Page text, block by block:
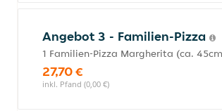
Angebot 3 - Familien-Pizza
1 Familien-Pizza Margherita (ca.
27,70 €
inkl. Pfand (0,00 €)